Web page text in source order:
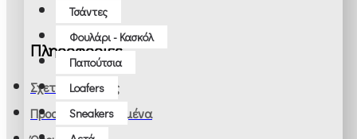
Κοστούμια
Business
Formal
Tuxedo
Τσάντες
Φουλάρι - Κασκόλ
Παπούτσια
Loafers
Sneakers
Πληροφορίες
Σχετικά με εμάς
Προσωπικά Δεδομένα